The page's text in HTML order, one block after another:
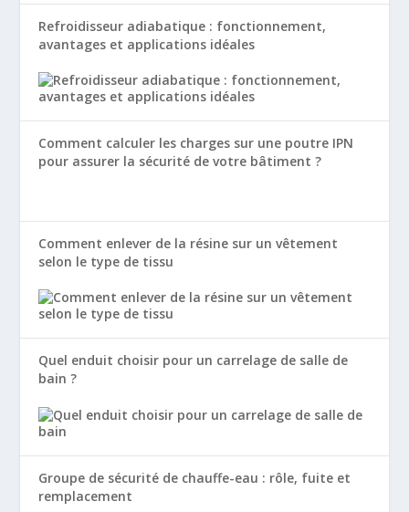
Refroidisseur adiabatique : fonctionnement,
avantages et applications idéales
Comment calculer les charges sur une poutre IPN
pour assurer la sécurité de votre bâtiment ?
Comment enlever de la résine sur un vêtement
selon le type de tissu
Quel enduit choisir pour un carrelage de salle de
bain ?
Groupe de sécurité de chauffe-eau : rôle, fuite et
remplacement